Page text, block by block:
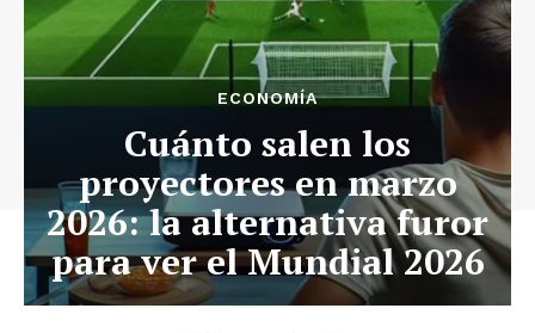
ECONOMÍA
Cuánto salen los
proyectores en marzo
2026: la alternativa furor
para ver el Mundial 2026